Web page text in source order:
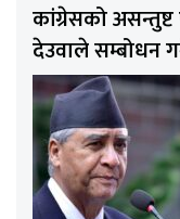
कांग्रेसको असन्तुष्ट
देउवाले सम्बोधन